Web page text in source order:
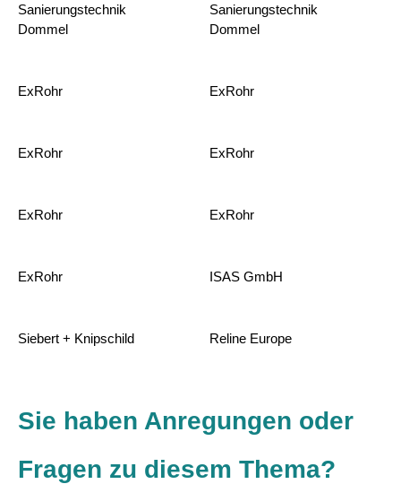
Sanierungstechnik
Dommel
Sanierungstechnik
Dommel
ExRohr ExRohr
ExRohr ExRohr
ExRohr ExRohr
ExRohr ISAS GmbH
Siebert + Knipschild Reline Europe
Sie haben Anregungen oder
Fragen zu diesem Thema?